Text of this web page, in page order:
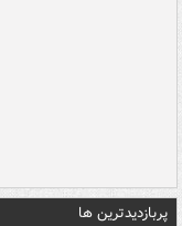
پربازدیدترین ها